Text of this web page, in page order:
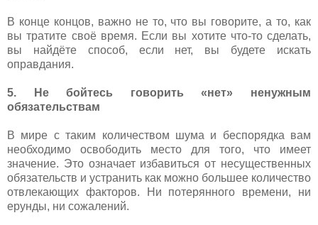
В конце концов, важно не то, что вы говорите, а то, как
вы тратите своё время. Если вы хотите что-то сделать,
вы найдёте способ, если нет, вы будете искать
оправдания.
5. Не бойтесь говорить «нет» ненужным
обязательствам
В мире с таким количеством шума и беспорядка вам
необходимо освободить место для того, что имеет
значение. Это означает избавиться от несущественных
обязательств и устранить как можно большее количество
отвлекающих факторов. Ни потерянного времени, ни
ерунды, ни сожалений.